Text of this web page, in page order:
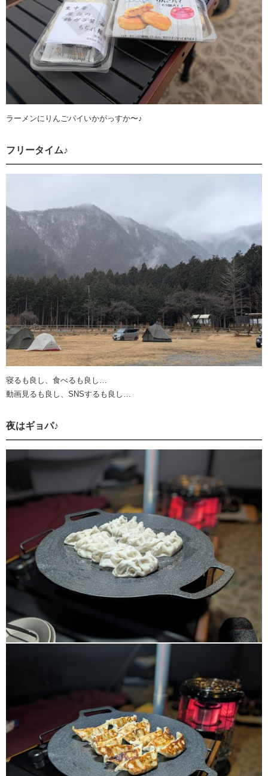
ラーメンにりんごパイいかがっすか〜♪
フリータイム♪
寝るも良し、食べるも良し…
動画見るも良し、SNSするも良し…
夜はギョパ♪